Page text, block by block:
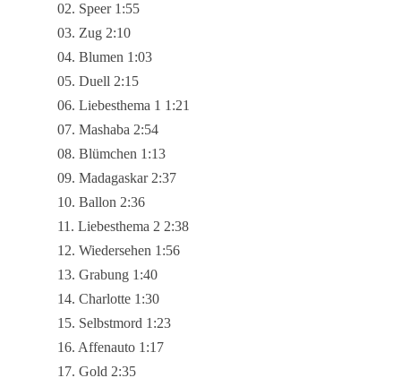
02. Speer 1:55
03. Zug 2:10
04. Blumen 1:03
05. Duell 2:15
06. Liebesthema 1 1:21
07. Mashaba 2:54
08. Blümchen 1:13
09. Madagaskar 2:37
10. Ballon 2:36
11. Liebesthema 2 2:38
12. Wiedersehen 1:56
13. Grabung 1:40
14. Charlotte 1:30
15. Selbstmord 1:23
16. Affenauto 1:17
17. Gold 2:35